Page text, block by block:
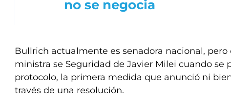
no se negocia
Bullrich actualmente es senadora nacional,
ministra se Seguridad de Javier Milei cuando se
protocolo, la primera medida que anunció ni
través de una resolución.